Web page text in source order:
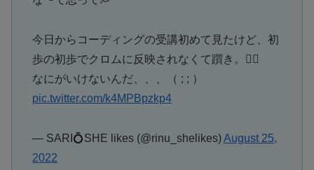
今日からコーディングの受講初めて見たけど、初
歩の初歩でクロムに反映されなくて躓き。😵‍💫
なにがいけないんだ、、、（ ; ; ）
pic.twitter.com/k4MPBpzkp4
— SARI💍SHE likes (@rinu_shelikes)August 25,
2022